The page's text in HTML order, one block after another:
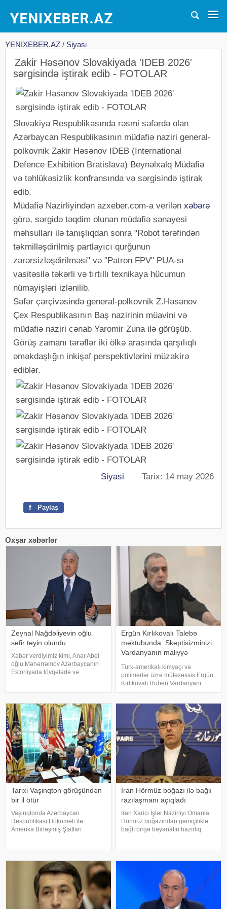
YENIXEBER.AZ / Siyasi
Zakir Həsənov Slovakiyada 'IDEB 2026'
sərgisində iştirak edib - FOTOLAR
Slovakiya Respublikasında rəsmi səfərdə olan
Azərbaycan Respublikasının müdafiə naziri general-
polkovnik Zakir Həsənov IDEB (International
Defence Exhibition Bratislava) Beynəlxalq Müdafiə
və təhlükəsizlik konfransında və sərgisində iştirak
edib.
Müdafiə Nazirliyindən azxeber.com-a verilən xəbərə
görə, sərgidə təqdim olunan müdafiə sənayesi
məhsulları ilə tanışlıqdan sonra "Robot tərəfindən
təkmilləşdirilmiş partlayıcı qurğunun
zərərsizləşdirilməsi" və "Patron FPV" PUA-sı
vasitəsilə təkərli və tırtıllı texnikaya hücumun
nümayişləri izlənilib.
Səfər çərçivəsində general-polkovnik Z.Həsənov
Çex Respublikasının Baş nazirinin müavini və
müdafiə naziri cənab Yaromir Zuna ilə görüşüb.
Görüş zamanı tərəflər iki ölkə arasında qarşılıqlı
əməkdaşlığın inkişaf perspektivlərini müzakirə
ediblər.
Siyasi Tarix: 14 may 2026
f Paylaş
Oxşar xəbərlər
Zeynal Nağdəliyevin oğlu
səfir təyin olundu
Xəbər verdiyimiz kimi, Anar Abel
oğlu Məhərrəmov Azərbaycanın
Estoniyada fövqəladə və
Nağdəliyev Azərbaycanın
Estoniyada fövqəlad
Ergün Kırlıkovalı Talebə
məktubunda: Skeptisizminizi
Vardanyanın maliyyə
Türk-amerikalı kimyaçı və
polimerlər üzrə mütəxəssis Ergün
Kırlıkovalı Ruben Vardanyanı
dəstəkləməsi və mühazirə
imtina etməsi ilə əlaqədar
amerikalı risk tədqiqatçısı və
esseist Nassim Nikola
Tarixi Vaşinqton görüşündən
bir il ötür
Vaşinqtonda Azərbaycan
Respublikası Hökuməti ilə
Amerika Birləşmiş Ştatları
xatırladır ki, Vaşinqton şəhərində
8 avqust 2025-ci il tarixində
Azərbayca
İran Hörmüz boğazı ilə bağlı
razılaşmanı açıqladı
İran Xarici İşlər Nazirliyi Omanla
Hörmüz boğazından gəmiçiliklə
bağlı birgə bəyanatın hazırlıq
İsmail Baqai iki ölkə arasınd